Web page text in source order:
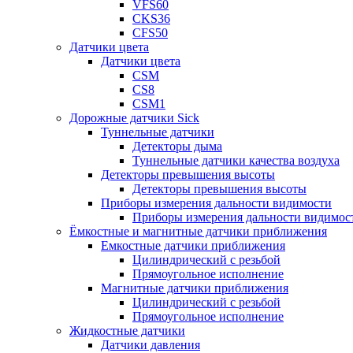
VFS60
CKS36
CFS50
Датчики цвета
Датчики цвета
CSM
CS8
CSM1
Дорожные датчики Sick
Туннельные датчики
Детекторы дыма
Туннельные датчики качества воздуха
Детекторы превышения высоты
Детекторы превышения высоты
Приборы измерения дальности видимости
Приборы измерения дальности
Ёмкостные и магнитные датчики приближения
Емкостные датчики приближения
Цилиндрический с резьбой
Прямоугольное исполнение
Магнитные датчики приближения
Цилиндрический с резьбой
Прямоугольное исполнение
Жидкостные датчики
Датчики давления